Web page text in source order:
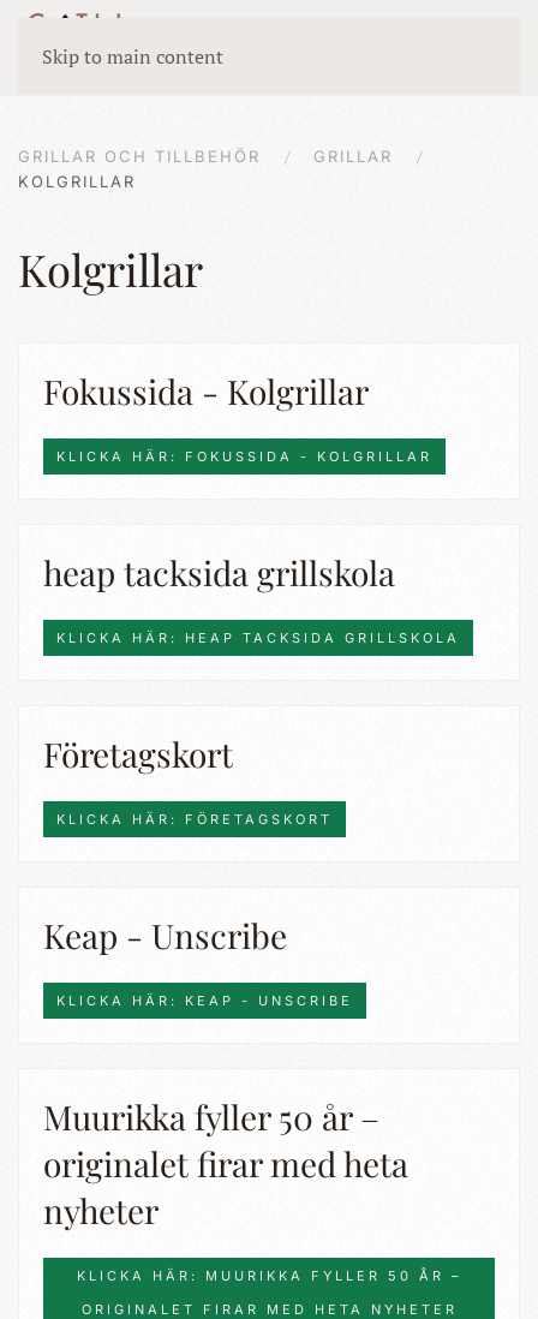
Skip to main content
GRILLAR OCH TILLBEHÖR
GRILLAR
KOLGRILLAR
Kolgrillar
Fokussida - Kolgrillar
KLICKA HÄR: FOKUSSIDA - KOLGRILLAR
heap tacksida grillskola
KLICKA HÄR: HEAP TACKSIDA GRILLSKOLA
Företagskort
KLICKA HÄR: FÖRETAGSKORT
Keap - Unscribe
KLICKA HÄR: KEAP - UNSCRIBE
Muurikka fyller 50 år –
originalet firar med heta
nyheter
KLICKA HÄR: MUURIKKA FYLLER 50 ÅR –
ORIGINALET FIRAR MED HETA NYHETER